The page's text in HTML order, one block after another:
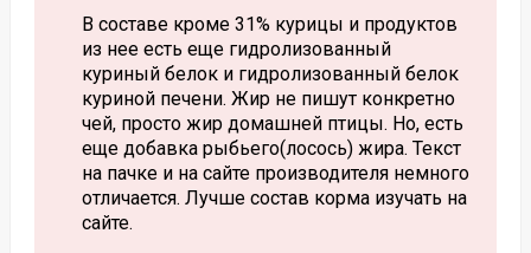
В составе кроме 31% курицы и продуктов
из нее есть еще гидролизованный
куриный белок и гидролизованный белок
куриной печени. Жир не пишут конкретно
чей, просто жир домашней птицы. Но, есть
еще добавка рыбьего(лосось) жира. Текст
на пачке и на сайте производителя немного
отличается. Лучше состав корма изучать на
сайте.